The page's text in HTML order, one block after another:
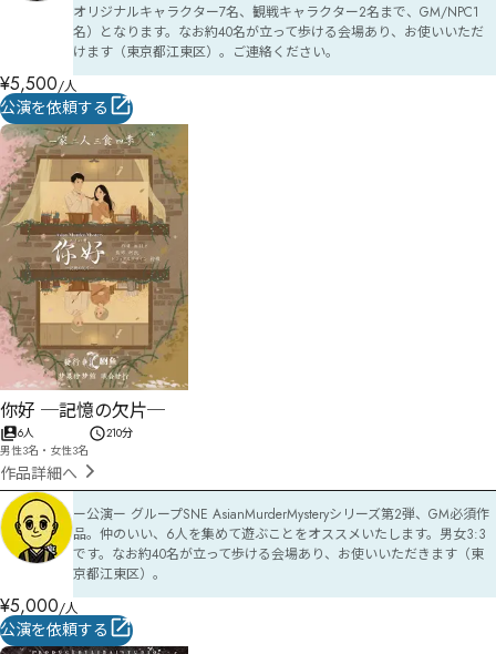
オリジナルキャラクター7名、観戦キャラクター2名まで、GM/NPC1
名）となります。なお約40名が立って歩ける会場あり、お使いいただ
けます（東京都江東区）。ご連絡ください。
¥5,500/人
公演を依頼する
你好 ─記憶の欠片─
6人
男性3名・女性3名
210分
作品詳細へ
ー公演ー グループSNE AsianMurderMysteryシリーズ第2弾、GM必須作
品。仲のいい、6人を集めて遊ぶことをオススメいたします。男女3:3
です。なお約40名が立って歩ける会場あり、お使いいただきます（東
京都江東区）。
¥5,000/人
公演を依頼する